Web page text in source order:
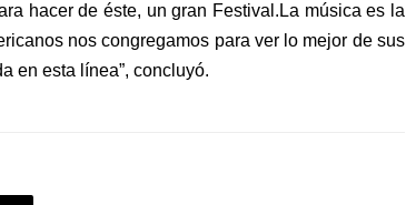
hacer de éste, un gran Festival.La música es la
nos congregamos para ver lo mejor de sus
en esta línea”, concluyó.